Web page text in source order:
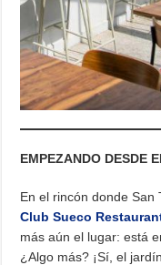
EMPEZANDO DESDE
En el rincón donde San
Club Sueco
más aún el lugar: está
¿Algo más? ¡Sí, el